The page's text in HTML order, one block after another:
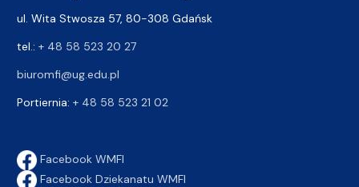
ul. Wita Stwosza 57, 80-308 Gdańsk
tel.: + 48 58 523 20 27
biuromfi@ug.edu.pl
Portiernia: + 48 58 523 21 02
Facebook WMFI
Facebook Dziekanatu WMFI